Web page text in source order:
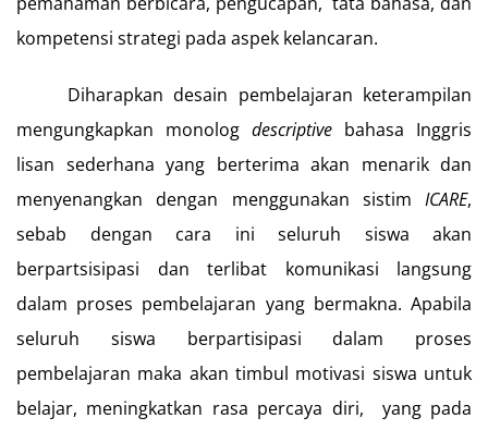
kompetensi strategi pada aspek kelancaran.
Diharapkan desain pembelajaran keterampilan
mengungkapkan monolog descriptive bahasa Inggris
lisan sederhana yang berterima akan menarik dan
menyenangkan dengan menggunakan sistim ICARE,
sebab dengan cara ini seluruh siswa akan
berpartsisipasi dan terlibat komunikasi langsung
dalam proses pembelajaran yang bermakna. Apabila
seluruh siswa berpartisipasi dalam proses
pembelajaran maka akan timbul motivasi siswa untuk
belajar, meningkatkan rasa percaya diri, yang pada